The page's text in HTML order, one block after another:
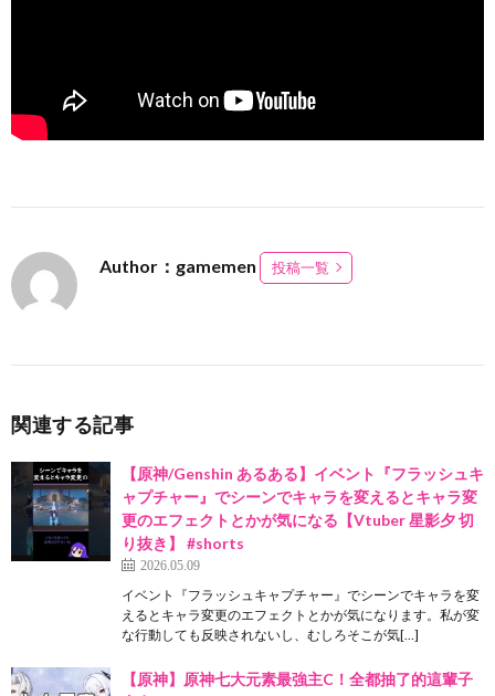
Author：gamemen 投稿一覧
関連する記事
【原神/Genshin あるある】イベント『フラッシュキ
ャプチャー』でシーンでキャラを変えるとキャラ変
更のエフェクトとかが気になる【Vtuber 星影夕 切
り抜き】 #shorts
2026.05.09
イベント『フラッシュキャプチャー』でシーンでキャラを変
えるとキャラ変更のエフェクトとかが気になります。私が変
な行動しても反映されないし、むしろそこが気[…]
【原神】原神七大元素最強主C！全都抽了的這輩子